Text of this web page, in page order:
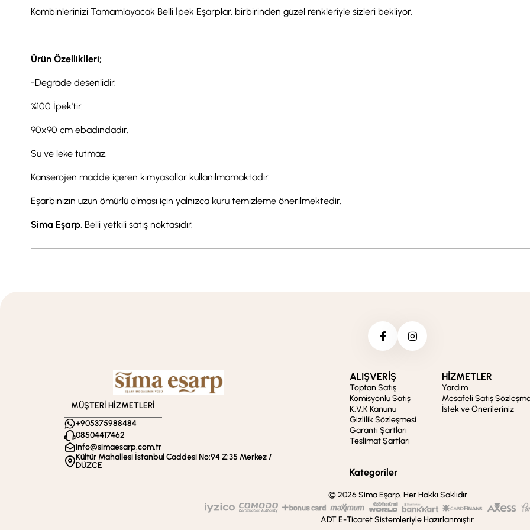
Kombinlerinizi Tamamlayacak Belli İpek Eşarplar, birbirinden güzel renkleriyle sizleri bekliyor.
Ürün Özelliklleri;
-Degrade desenlidir.
%100 İpek'tir.
90x90 cm ebadındadır.
Su ve leke tutmaz.
Kanserojen madde içeren kimyasallar kullanılmamaktadır.
Eşarbınızın uzun ömürlü olması için yalnızca kuru temizleme önerilmektedir.
Sima Eşarp, Belli yetkili satış noktasıdır.
MÜŞTERİ HİZMETLERİ
+905375988484
08504417462
info@simaesarp.com.tr
Kültür Mahallesi İstanbul Caddesi No:94 Z:35 Merkez /
DÜZCE
ALIŞVERİŞ
Toptan Satış
Komisyonlu Satış
K.V.K Kanunu
Gizlilik Sözleşmesi
Garanti Şartları
Teslimat Şartları
HİZMETLER
Yardım
Mesafeli Satış
İstek ve Önerileriniz
Kategoriler
© 2026 Sima Eşarp. Her Hakkı Saklıdır
ADT E-Ticaret Sistemleriyle Hazırlanmıştır.